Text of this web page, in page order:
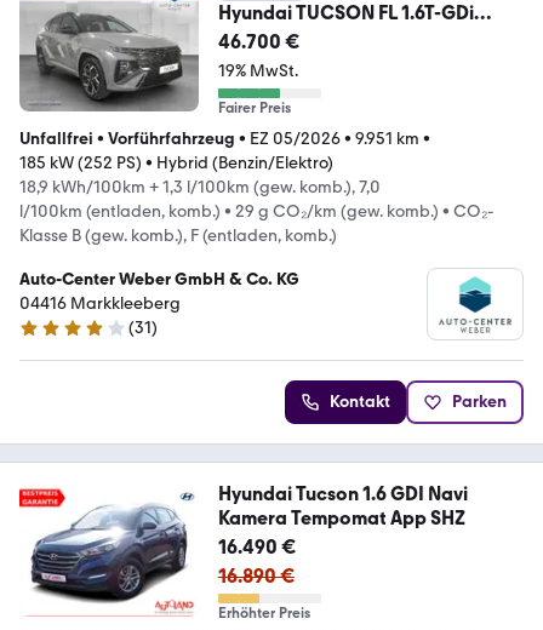
Hyundai TUCSON FL 1.6T-GDi
PHEV N Line Aut. 4WD Assisten
46.700 €
19% MwSt.
Fairer Preis
Unfallfrei • Vorführfahrzeug • EZ 05/2026• 9.951 km •
185 kW (252 PS) • Hybrid (Benzin/Elektro)
18,9 kWh/100km + 1,3 l/100km (gew. komb.), 7,0
l/100km (entladen, komb.) • 29 g CO₂/km (gew. komb.) • CO₂-
Klasse B (gew. komb.), F (entladen, komb.)
Auto-Center Weber GmbH & Co. KG
04416 Markkleeberg
3.8 Sterne
(31)
Kontakt Parken
Hyundai Tucson 1.6 GDI Navi
Kamera Tempomat App SHZ
16.490 €
16.890 €
Erhöhter Preis